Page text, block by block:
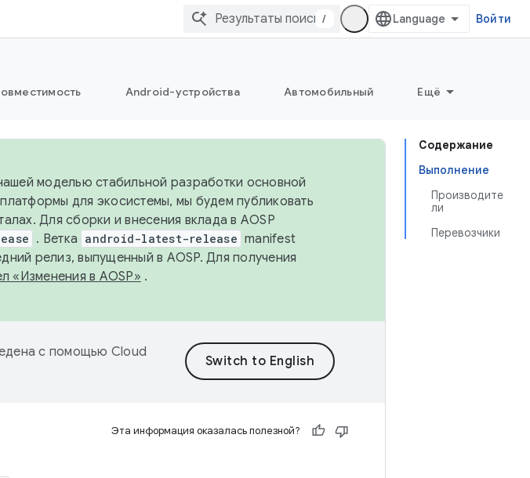
/ Войти
Android-устройства Автомобильный Ещё
Содержание
Выполнение
Производите
ли
Перевозчики
моделью стабильной разработки основной
для экосистемы, мы будем публиковать
Для сборки и внесения вклада в AOSP
. Ветка android-latest-release manifest
релиз, выпущенный в AOSP. Для получения
«Изменения в AOSP» .
с помощью Cloud
Эта информация оказалась полезной?